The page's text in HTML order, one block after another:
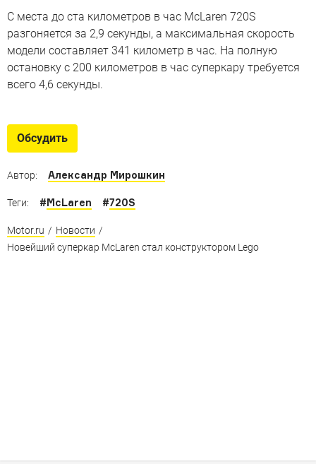
Безумный Лего
Машины из «Безумного Макса» воссоздали из деталей
LEGO
С места до ста километров в час McLaren 720S
разгоняется за 2,9 секунды, а максимальная скорость
модели составляет 341 километр в час. На полную
остановку с 200 километров в час суперкару требуется
всего 4,6 секунды.
Обсудить
Автор: Александр Мирошкин
Теги: #McLaren #720S
Motor.ru / Новости /
Новейший суперкар McLaren стал конструктором Lego